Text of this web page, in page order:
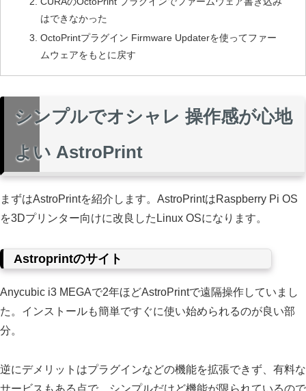
はできなかった
OctoPrintプラグイン Firmware Updaterを使ってファー
ムウェアをもとに戻す
シンプルでオシャレ 操作感が心地
よい AstroPrint
まずはAstroPrintを紹介します。AstroPrintはRaspberry Pi OS
を3Dプリンター向けに改良したLinux OSになります。
Astroprintのサイト
Anycubic i3 MEGAで2年ほどAstroPrintで遠隔操作していまし
た。インストールも簡単ですぐに使い始められるのが良い部
分。
逆にデメリットはプラグインなどの機能を拡張できず、有料な
サービスもある点で、シンプルだけど機能が限られているので